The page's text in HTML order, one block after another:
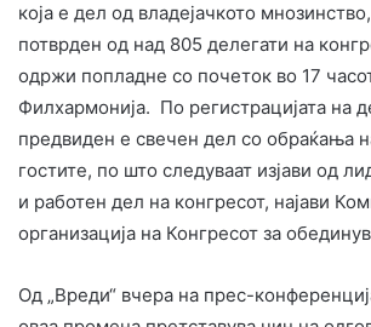
која е дел од владејачкото
потврден од над 805 делегати на
одржи попладне со почеток во 17
Филхармонија. По регистрацијата на
предвиден е свечен дел со обраќања
гостите, по што следуваат изјави од
и работен дел на конгресот, најави
организација на Конгресот за
Од „Вреди“ вчера на прес-